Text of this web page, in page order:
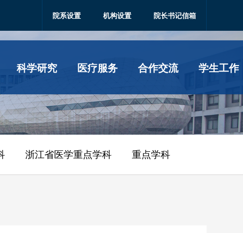
科学研究 医疗服务 合作交流 学生工作
院系设置 机构设置 院长书记信箱
浙江省医学重点学科 重点学科